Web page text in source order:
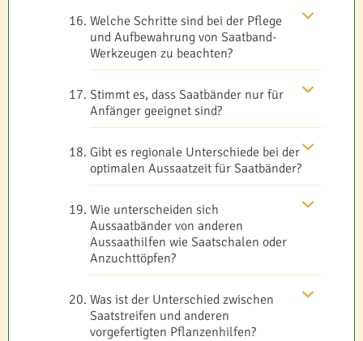
Welche Schritte sind bei der Pflege
und Aufbewahrung von Saatband-
Werkzeugen zu beachten?
Stimmt es, dass Saatbänder nur für
Anfänger geeignet sind?
Gibt es regionale Unterschiede bei der
optimalen Aussaatzeit für Saatbänder?
Wie unterscheiden sich
Aussaatbänder von anderen
Aussaathilfen wie Saatschalen oder
Anzuchttöpfen?
Was ist der Unterschied zwischen
Saatstreifen und anderen
vorgefertigten Pflanzenhilfen?